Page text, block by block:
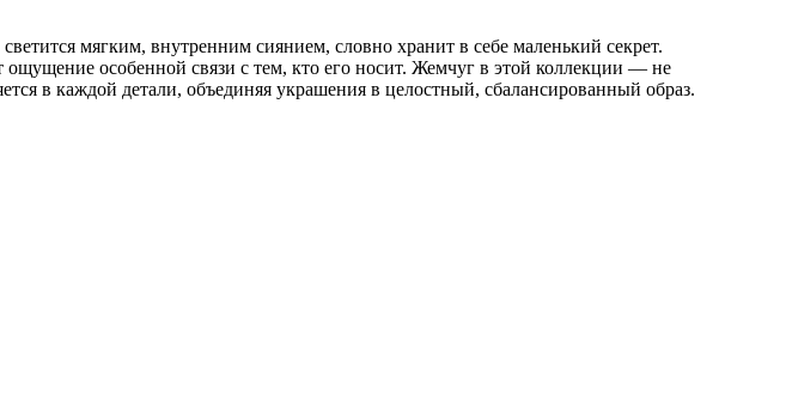
мягким, внутренним сиянием, словно хранит в себе маленький секрет.
особенной связи с тем, кто его носит. Жемчуг в этой коллекции — не
в каждой детали, объединяя украшения в целостный, сбалансированный образ.